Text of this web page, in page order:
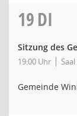
19DI
Sitzung des
19:00 Uhr
Gemeinde